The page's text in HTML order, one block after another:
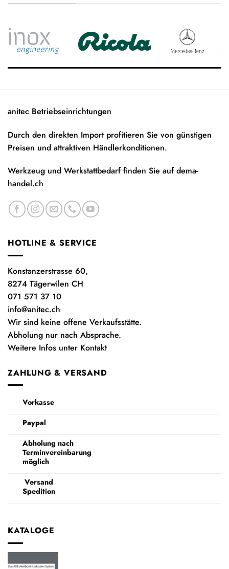
anitec Betriebseinrichtungen
Durch den direkten Import profitieren Sie von günstigen
Preisen und attraktiven Händlerkonditionen.
Werkzeug und Werkstattbedarf finden Sie aufdema-
handel.ch
HOTLINE & SERVICE
Konstanzerstrasse 60,
8274 Tägerwilen CH
071 571 37 10
info@anitec.ch
Wir sind keine offene Verkaufsstätte.
Abholung nur nach Absprache.
Weitere Infos unter Kontakt
ZAHLUNG & VERSAND
Vorkasse
Paypal
Abholung nach
Terminvereinbarung
möglich
Versand
Spedition
KATALOGE